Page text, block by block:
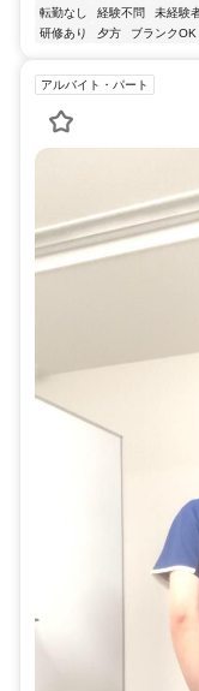
転勤なし
経験不問 未経験
研修あり
夕方 ブランクOK
アルバイト・パート